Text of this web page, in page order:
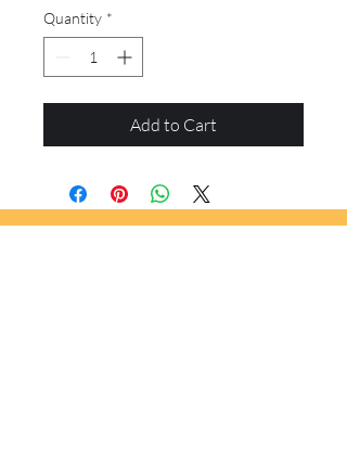
Quantity *
Add to Cart